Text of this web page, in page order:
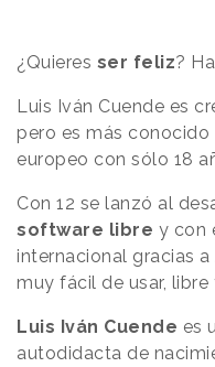
¿Quieres ser feliz?
Luis Iván Cuende es
pero es más conocido
europeo con sólo 18
Con 12 se lanzó al
software libre y con
internacional gracias a
muy fácil de usar,
Luis Iván Cuende es
autodidacta de